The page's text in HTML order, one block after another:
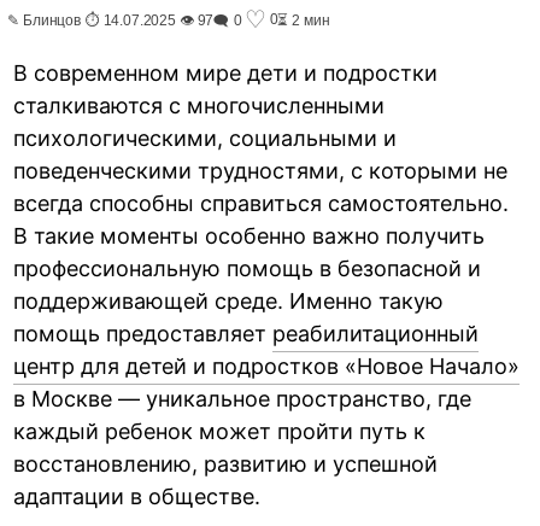
✎ Блинцов ⏱ 14.07.2025 👁 97🗨 0 ♡ 0⏳ 2 мин
В современном мире дети и подростки
сталкиваются с многочисленными
психологическими, социальными и
поведенческими трудностями, с которыми не
всегда способны справиться самостоятельно.
В такие моменты особенно важно получить
профессиональную помощь в безопасной и
поддерживающей среде. Именно такую
помощь предоставляет реабилитационный
центр для детей и подростков «Новое Начало»
в Москве — уникальное пространство, где
каждый ребенок может пройти путь к
восстановлению, развитию и успешной
адаптации в обществе.